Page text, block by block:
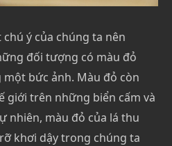
ý của chúng ta nên
đối tượng có màu đỏ
bức ảnh. Màu đỏ còn
giới trên những biển cấm và
nhiên, màu đỏ của lá thu
khơi dậy trong chúng ta